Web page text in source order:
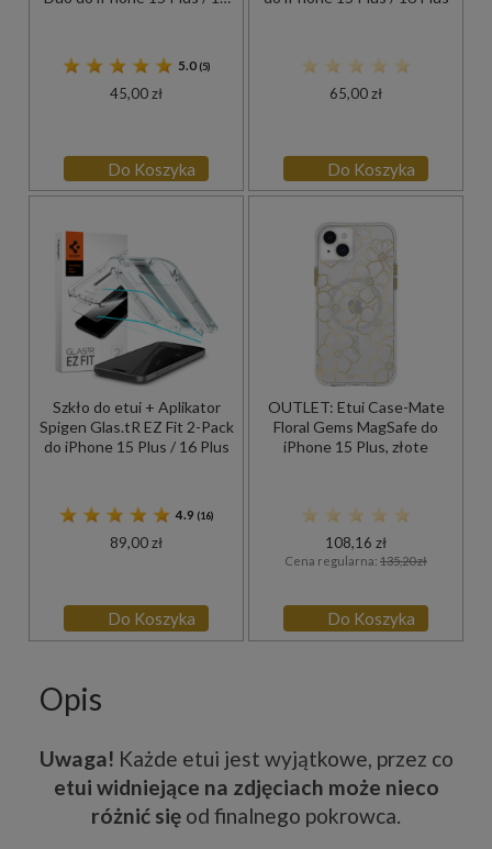
5.0 (5)
45,00 zł
Do Koszyka
65,00 zł
Do Koszyka
Szkło do etui + Aplikator
Spigen Glas.tR EZ Fit 2-Pack
do iPhone 15 Plus / 16 Plus
4.9 (16)
89,00 zł
Do Koszyka
OUTLET: Etui Case-Mate
Floral Gems MagSafe do
iPhone 15 Plus, złote
108,16 zł
Cena regularna: 135,20 zł
Do Koszyka
Opis
Uwaga! Każde etui jest wyjątkowe, przez co
etui widniejące na zdjęciach może nieco
różnić się od finalnego pokrowca.